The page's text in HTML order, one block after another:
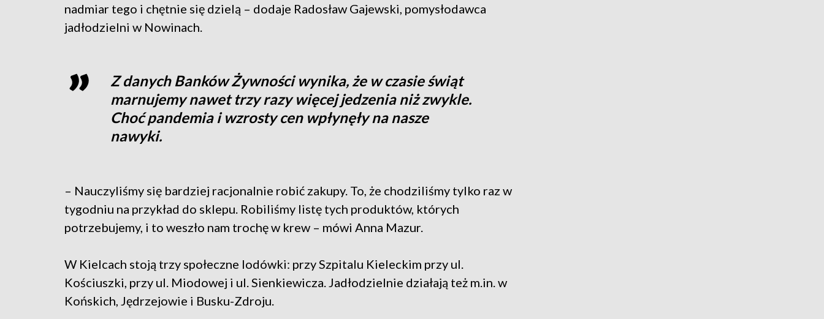
nadmiar tego i chętnie się dzielą – dodaje Radosław Gajewski, pomysłodawca
jadłodzielni w Nowinach.
Z danych Banków Żywności wynika, że w czasie świąt
marnujemy nawet trzy razy więcej jedzenia niż zwykle.
Choć pandemia i wzrosty cen wpłynęły na nasze
nawyki.
– Nauczyliśmy się bardziej racjonalnie robić zakupy. To, że chodziliśmy tylko raz w
tygodniu na przykład do sklepu. Robiliśmy listę tych produktów, których
potrzebujemy, i to weszło nam trochę w krew – mówi Anna Mazur.
W Kielcach stoją trzy społeczne lodówki: przy Szpitalu Kieleckim przy ul.
Kościuszki, przy ul. Miodowej i ul. Sienkiewicza. Jadłodzielnie działają też m.in. w
Końskich, Jędrzejowie i Busku-Zdroju.